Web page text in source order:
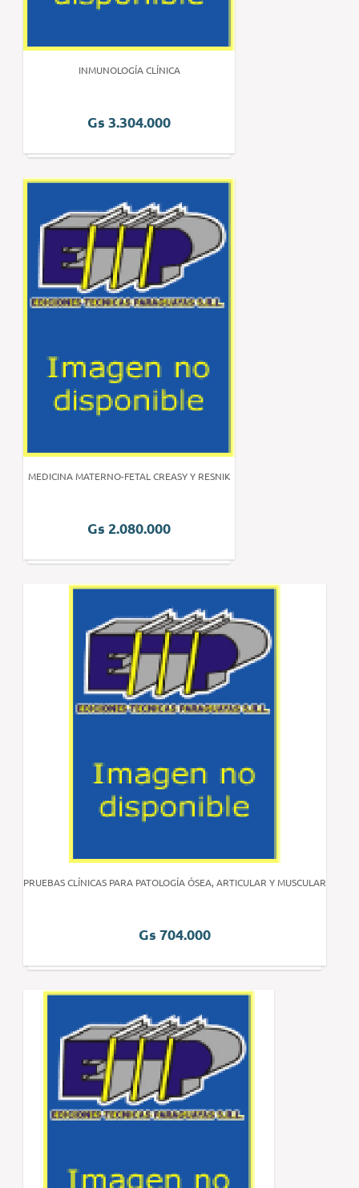
INMUNOLOGÍA CLÍNICA
Gs 3.304.000
MEDICINA MATERNO-FETAL CREASY Y RESNIK
Gs 2.080.000
PRUEBAS CLÍNICAS PARA PATOLOGÍA ÓSEA, ARTICULAR Y MUSCULAR
Gs 704.000